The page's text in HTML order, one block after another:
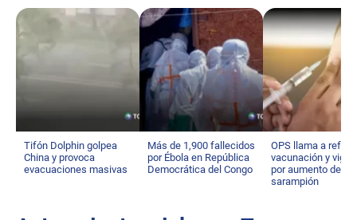
Tifón Dolphin golpea
China y provoca
evacuaciones masivas
Más de 1,900 fallecidos
por Ébola en República
Democrática del Congo
OPS llama a
vacunación y
por aumento de
sarampión